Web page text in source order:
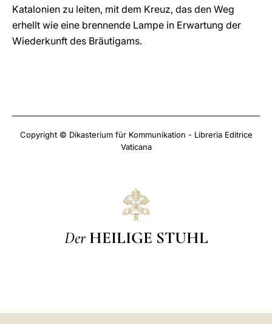
Katalonien zu leiten, mit dem Kreuz, das den Weg
erhellt wie eine brennende Lampe in Erwartung der
Wiederkunft des Bräutigams.
Copyright © Dikasterium für Kommunikation - Libreria Editrice
Vaticana
Der HEILIGE STUHL